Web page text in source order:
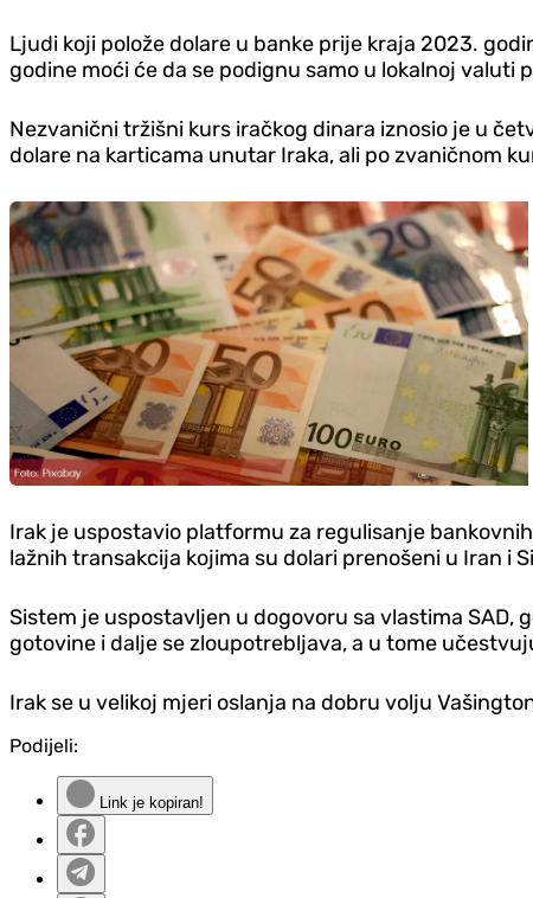
Ljudi koji polože dolare u banke prije kraja 2023.
godine moći će da se podignu samo u lokalnoj valuti
Nezvanični tržišni kurs iračkog dinara iznosio je u
dolare na karticama unutar Iraka, ali po zvaničnom
Irak je uspostavio platformu za regulisanje
lažnih transakcija kojima su dolari prenošeni u Iran i
Sistem je uspostavljen u dogovoru sa vlastima SAD,
gotovine i dalje se zloupotrebljava, a u tome
Irak se u velikoj mjeri oslanja na dobru volju
Podijeli:
Link je kopiran!